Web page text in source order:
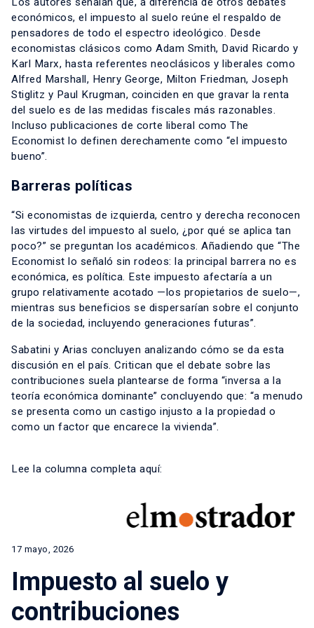
económicos, el impuesto al suelo reúne el respaldo de
pensadores de todo el espectro ideológico. Desde
economistas clásicos como Adam Smith, David Ricardo y
Karl Marx, hasta referentes neoclásicos y liberales como
Alfred Marshall, Henry George, Milton Friedman, Joseph
Stiglitz y Paul Krugman, coinciden en que gravar la renta
del suelo es de las medidas fiscales más razonables.
Incluso publicaciones de corte liberal como The
Economist lo definen derechamente como “el impuesto
bueno”.
Barreras políticas
“Si economistas de izquierda, centro y derecha reconocen
las virtudes del impuesto al suelo, ¿por qué se aplica tan
poco?” se preguntan los académicos. Añadiendo que “The
Economist lo señaló sin rodeos: la principal barrera no es
económica, es política. Este impuesto afectaría a un
grupo relativamente acotado —los propietarios de suelo—,
mientras sus beneficios se dispersarían sobre el conjunto
de la sociedad, incluyendo generaciones futuras”.
Sabatini y Arias concluyen analizando cómo se da esta
discusión en el país. Critican que el debate sobre las
contribuciones suela plantearse de forma “inversa a la
teoría económica dominante” concluyendo que: “a menudo
se presenta como un castigo injusto a la propiedad o
como un factor que encarece la vivienda”.
Lee la columna completa aquí:
17 mayo, 2026
Impuesto al suelo y
contribuciones